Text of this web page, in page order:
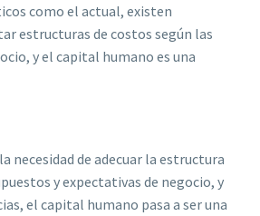
como el actual, existen
estructuras de costos según las
y el capital humano es una
necesidad de adecuar la estructura
y expectativas de negocio, y
el capital humano pasa a ser una